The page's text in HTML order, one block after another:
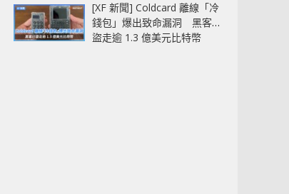
[XF 新聞] Coldcard 離線「冷
錢包」爆出致命漏洞 黑客已
盜走逾 1.3 億美元比特幣